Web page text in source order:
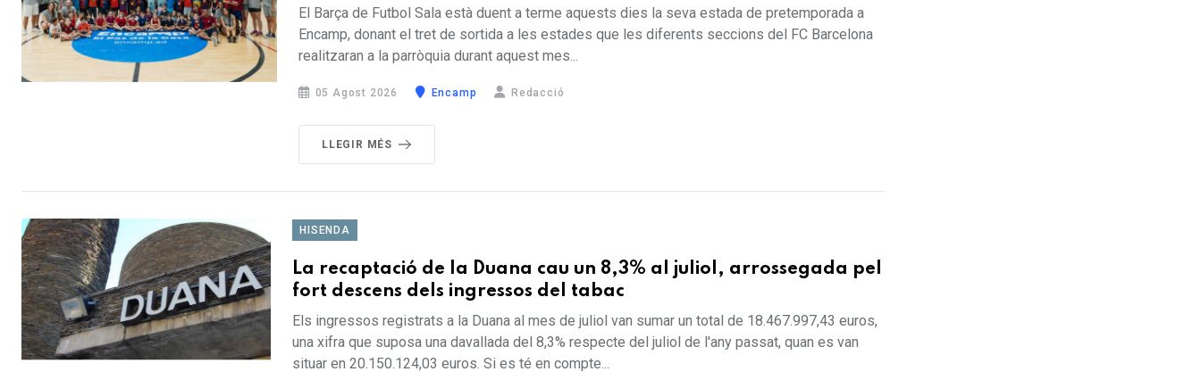
El Barça de Futbol Sala està duent a terme aquests dies la seva estada de pretemporada a
Encamp, donant el tret de sortida a les estades que les diferents seccions del FC Barcelona
realitzaran a la parròquia durant aquest mes...
05 Agost 2026 Encamp Redacció
LLEGIR MÉS
HISENDA
La recaptació de la Duana cau un 8,3% al juliol, arrossegada pel
fort descens dels ingressos del tabac
Els ingressos registrats a la Duana al mes de juliol van sumar un total de 18.467.997,43 euros,
una xifra que suposa una davallada del 8,3% respecte del juliol de l'any passat, quan es van
situar en 20.150.124,03 euros. Si es té en compte...